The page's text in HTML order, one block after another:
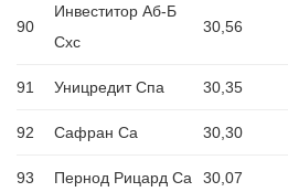
90
Инвеститор Аб-Б
Схс
30,56
91 Уницредит Спа 30,35
92 Сафран Са 30,30
93 Пернод Рицард Са 30,07